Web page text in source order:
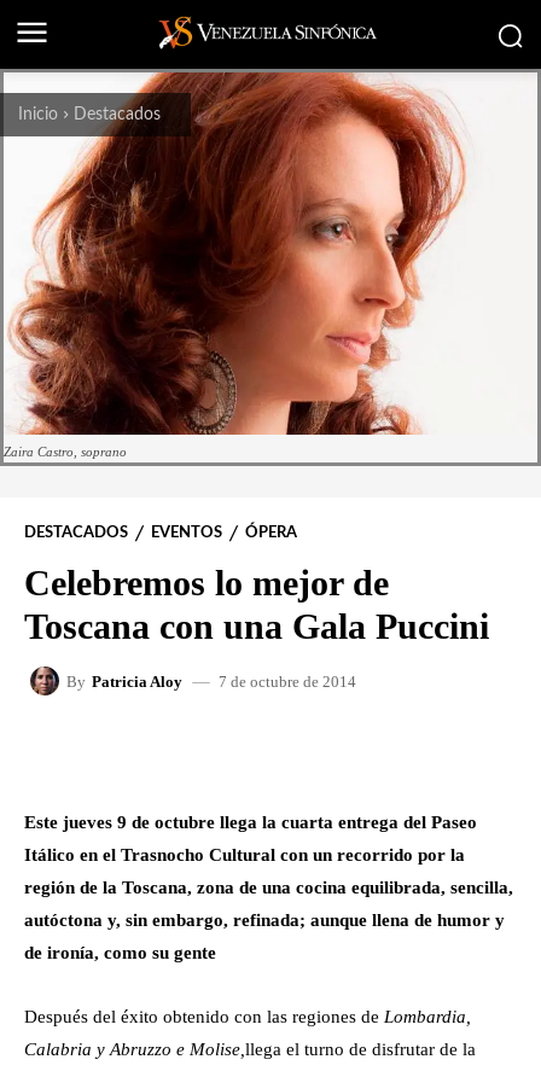
Inicio Destacados
Zaira Castro, soprano
DESTACADOS EVENTOS ÓPERA
Celebremos lo mejor de
Toscana con una Gala Puccini
By Patricia Aloy 7 de octubre de 2014
Este jueves 9 de octubre llega la cuarta entrega del Paseo
Itálico en el Trasnocho Cultural con un recorrido por la
región de la Toscana, zona de una cocina equilibrada, sencilla,
autóctona y, sin embargo, refinada; aunque llena de humor y
de ironía, como su gente
Después del éxito obtenido con las regiones de Lombardia,
Calabria y Abruzzo e Molise, llega el turno de disfrutar de la